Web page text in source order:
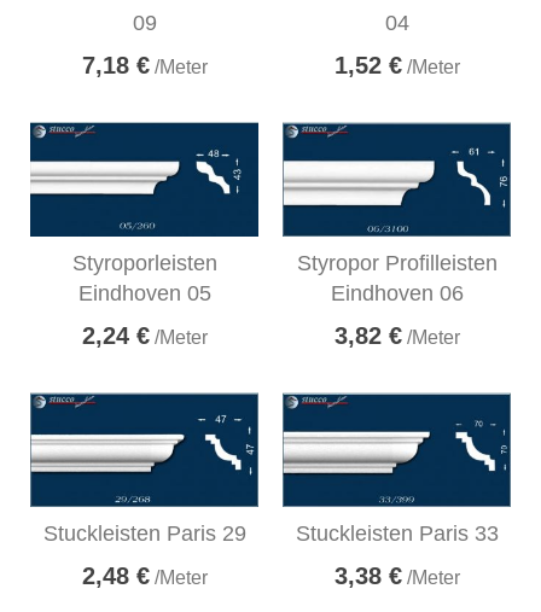
09
7,18 €/Meter
04
1,52 €/Meter
Styroporleisten
Eindhoven 05
2,24 €/Meter
Styropor Profilleisten
Eindhoven 06
3,82 €/Meter
Stuckleisten Paris 29
2,48 €/Meter
Stuckleisten Paris 33
3,38 €/Meter